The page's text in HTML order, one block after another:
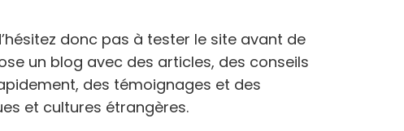
donc pas à tester le site avant de
un blog avec des articles, des conseils
des témoignages et des
et cultures étrangères.